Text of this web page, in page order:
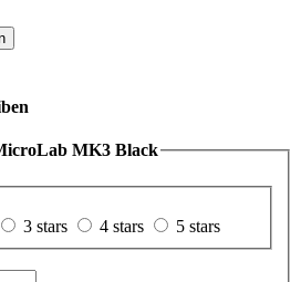
MK3 Black
3 stars 4 stars
5 stars